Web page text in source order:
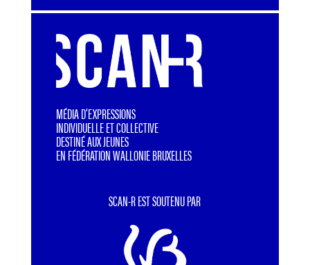
MÉDIA D’EXPRESSIONS
INDIVIDUELLE ET COLLECTIVE
DESTINÉ AUX JEUNES
EN FÉDÉRATION WALLONIE BRUXELLES
SCAN-R EST SOUTENU PAR